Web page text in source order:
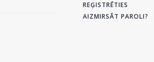
REĢISTRĒTIES
AIZMIRSĀT PAROLI?